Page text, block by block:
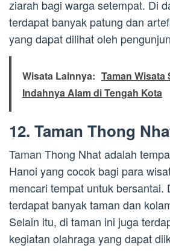
ziarah bagi warga setempat. Di
terdapat banyak patung dan
yang dapat dilihat oleh
Wisata Lainnya: Taman Wisata
Indahnya Alam di Tengah Kota
12. Taman Thong
Taman Thong Nhat adalah
Hanoi yang cocok bagi para
mencari tempat untuk bersantai.
terdapat banyak taman dan
Selain itu, di taman ini juga
kegiatan olahraga yang dapat